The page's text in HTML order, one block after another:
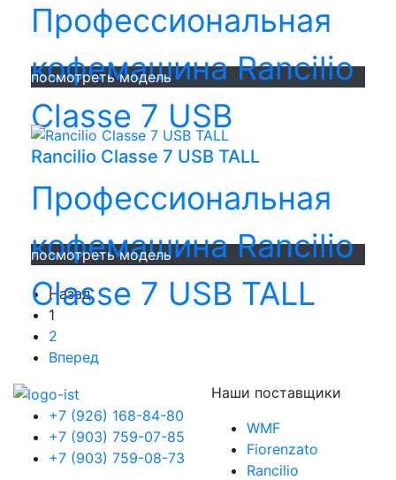
Профессиональная
кофемашина Rancilio
Classe 7 USB
посмотреть модель
Rancilio Classe 7 USB TALL
Профессиональная
кофемашина Rancilio
Classe 7 USB TALL
посмотреть модель
Назад
1
2
Вперед
+7 (926) 168-84-80
+7 (903) 759-07-85
+7 (903) 759-08-73
Наши поставщики
WMF
Fiorenzato
Rancilio